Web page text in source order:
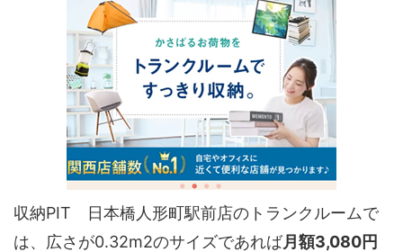
収納PIT 日本橋人形町駅前店のトランクルームで
は、広さが0.32m2のサイズであれば月額3,080円